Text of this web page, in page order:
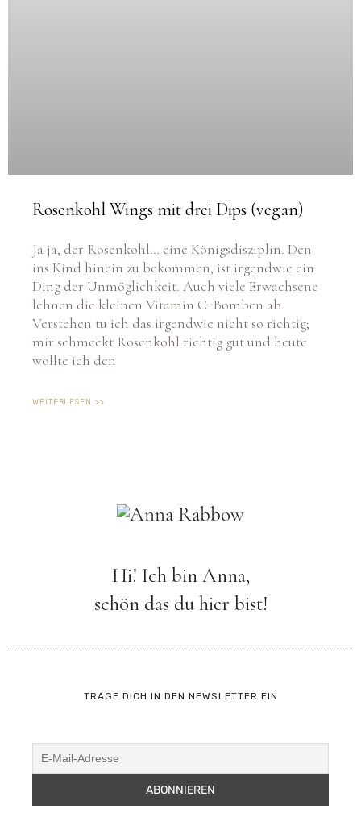
Rosenkohl Wings mit drei Dips (vegan)
Ja ja, der Rosenkohl… eine Königsdisziplin. Den
ins Kind hinein zu bekommen, ist irgendwie ein
Ding der Unmöglichkeit. Auch viele Erwachsene
lehnen die kleinen Vitamin C-Bomben ab.
Verstehen tu ich das irgendwie nicht so richtig;
mir schmeckt Rosenkohl richtig gut und heute
wollte ich den
WEITERLESEN >>
Hi! Ich bin Anna,
schön das du hier bist!
TRAGE DICH IN DEN NEWSLETTER EIN